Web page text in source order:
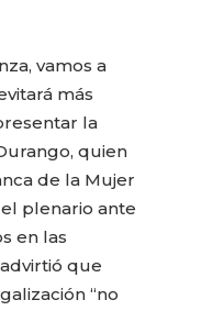
vamos a
más
la
quien
de la Mujer
plenario ante
en las
que
“no